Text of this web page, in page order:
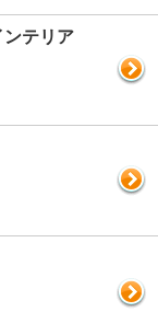
ンテリア